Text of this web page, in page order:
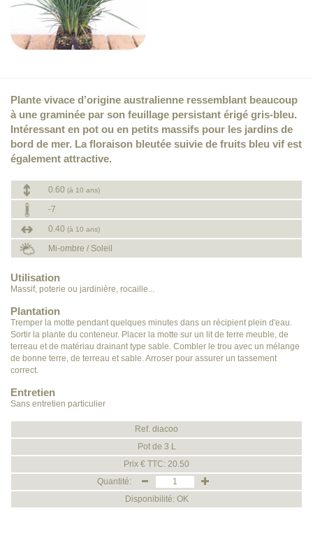
Plante vivace d’origine australienne ressemblant beaucoup
à une graminée par son feuillage persistant érigé gris-bleu.
Intéressant en pot ou en petits massifs pour les jardins de
bord de mer. La floraison bleutée suivie de fruits bleu vif est
également attractive.
0.60 (à 10 ans)
-7
0.40 (à 10 ans)
Mi-ombre / Soleil
Utilisation
Massif, poterie ou jardinière, rocaille...
Plantation
Tremper la motte pendant quelques minutes dans un récipient plein d'eau.
Sortir la plante du conteneur. Placer la motte sur un lit de terre meuble, de
terreau et de matériau drainant type sable. Combler le trou avec un mélange
de bonne terre, de terreau et sable. Arroser pour assurer un tassement
correct.
Entretien
Sans entretien particulier
Ref. diacoo
Pot de 3 L
Prix € TTC: 20.50
Quantité:
Disponibilité: OK